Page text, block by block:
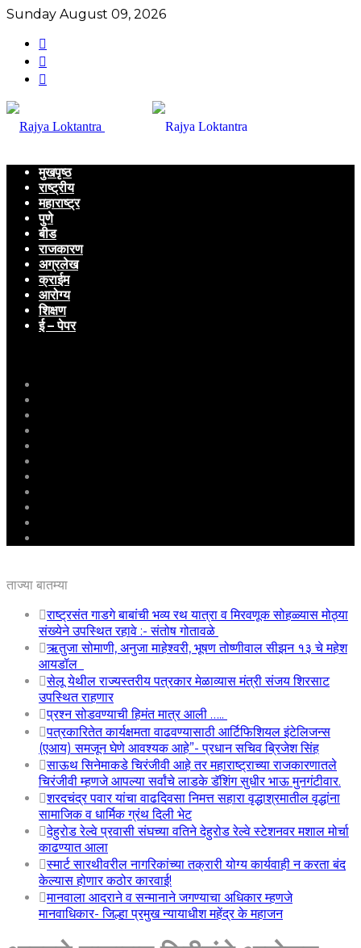
Sunday August 09, 2026
मुखपृष्ठ
राष्ट्रीय
महाराष्ट्र
पुणे
बीड
राजकारण
अग्रलेख
क्राईम
आरोग्य
शिक्षण
ई – पेपर
ताज्या बातम्या
राष्ट्रसंत गाडगे बाबांची भव्य रथ यात्रा व मिरवणूक सोहळ्यास मोठ्या
संख्येने उपस्थित रहावे :- संतोष गोतावळे
ऋतुजा सोमाणी, अनुजा माहेश्वरी, भूषण तोष्णीवाल सीझन १३ चे महेश
आयडॉल
सेलू येथील राज्यस्तरीय पत्रकार मेळाव्यास मंत्री संजय शिरसाट
उपस्थित राहणार
प्रश्न सोडवण्याची हिमंत मात्र आली …..
पत्रकारितेत कार्यक्षमता वाढवण्यासाठी आर्टिफिशियल इंटेलिजन्स
(एआय) समजून घेणे आवश्यक आहे”- प्रधान सचिव ब्रिजेश सिंह
साऊथ सिनेमाकडे चिरंजीवी आहे तर महाराष्ट्राच्या राजकारणातले
चिरंजीवी म्हणजे आपल्या सर्वांचे लाडके डॅशिंग सुधीर भाऊ मुनगंटीवार.
शरदचंद्र पवार यांचा वाढदिवसा निमत्त सहारा वृद्धाश्रमातील वृद्धांना
सामाजिक व धार्मिक ग्रंथ दिली भेट
देहुरोड रेल्वे प्रवासी संघच्या वतिने देहुरोड रेल्वे स्टेशनवर मशाल मोर्चा
काढण्यात आला
स्मार्ट सारथीवरील नागरिकांच्या तक्रारी योग्य कार्यवाही न करता बंद
केल्यास होणार कठोर कारवाई!
मानवाला आदराने व सन्मानाने जगण्याचा अधिकार म्हणजे
मानवाधिकार- जिल्हा प्रमुख न्यायाधीश महेंद्र के महाजन